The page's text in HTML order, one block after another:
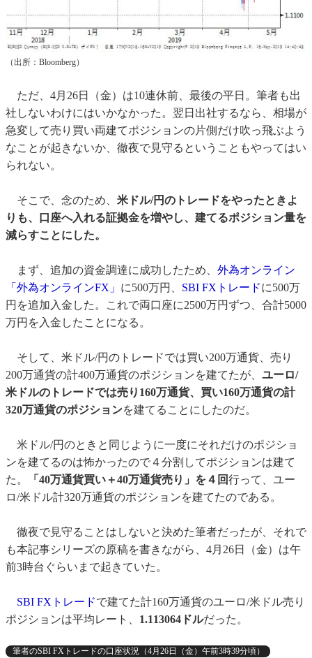
（出所：Bloomberg）
ただ、4月26日（金）は10連休前、最後の平日。筆者も出
社しないわけにはいかなかった。翌日出社するなら、相場が
急変して売り買い両建てポジションの片側だけ吹っ飛ぶよう
なことが起きないか、徹夜で見守るということもやってはい
られない。
そこで、念のため、 米ドル/円のトレードをやったときよ
りも、口座へ入れる証拠金を増やし、建てるポジション量を
減らすことにした。
まず、追加の資金調達に成功したため、 外為オンライン
「外為オンラインFX」 に500万円、 SBI FXトレードに500万
円を追加入金した。これで両口座に2500万円ずつ、合計5000
万円を入金したことになる。
そして、米ドル/円のトレードでは買い200万通貨、売り
200万通貨の計400万通貨のポジションを建てたが、 ユーロ/
米ドルのトレードでは売り160万通貨、買い160万通貨の計
320万通貨のポジションを建てることにしたのだ。
米ドル/円のときと同じように一度にそれだけのポジショ
ンを建てるのは怖かったので４分割してポジションは建て
た。
「40万通貨買い＋40万通貨売り」を４回行って、ユー
ロ/米ドル計320万通貨のポジションを建てたのである。
徹夜で見守ることはしないと決めた筆者だったが、それで
も本記事シリーズの原稿を書きながら、4月26日（金）は午
前3時台ぐらいまで起きていた。
SBI FXトレードで建てた計160万通貨のユーロ/米ドル売り
ポジションは平均レート、 1.113064ドルだった。
筆者のSBI FXトレードの口座状況（4月26日（金）午前3時39分頃）